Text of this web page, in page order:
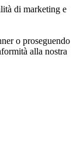
di marketing e
o proseguendo
alla nostra